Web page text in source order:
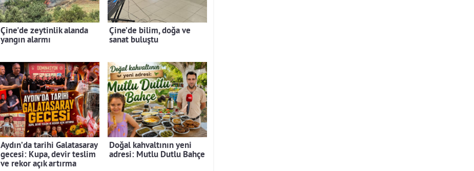
Çine'de zeytinlik alanda
yangın alarmı
Çine’de bilim, doğa ve
sanat buluştu
Aydın’da tarihi Galatasaray
gecesi: Kupa, devir teslim
ve rekor açık artırma
Doğal kahvaltının yeni
adresi: Mutlu Dutlu Bahçe